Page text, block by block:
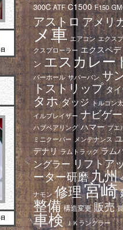
300C ATF C1500 F150
アストロアメリ
メ車 エアコン エクス
クスプローラー エクスペ
ン エスカレー
バーホール サバーバン サ
トストリップ タ
タホダッジ トルコン
イルブレイザー ナビゲ
ハブベアリング ハマー プエ
ミニクーパー メンテナンス
デナリ ラムトラック ラム
ングラー リフトア
ーター研磨九州
ナモン 修理宮崎
整備 構造変更 販売
車検 ＪＫラングラー